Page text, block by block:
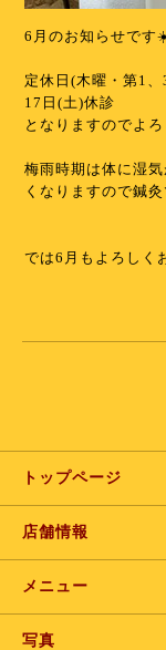
6月のお知らせです
定休日(木曜・第1
17日(土)休診
となりますのでよ
梅雨時期は体に湿
くなりますので鍼
では6月もよろしく
トップページ
店舗情報
メニュー
写真